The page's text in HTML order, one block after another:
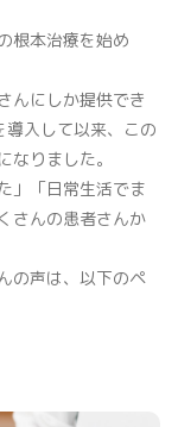
声
根本治療を始め
んにしか提供でき
入して以来、この
りました。
」「日常生活でま
さんの患者さんか
の声は、以下のペ